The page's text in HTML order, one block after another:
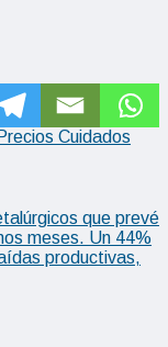
Precios Cuidados
que prevé
meses. Un 44%
productivas,